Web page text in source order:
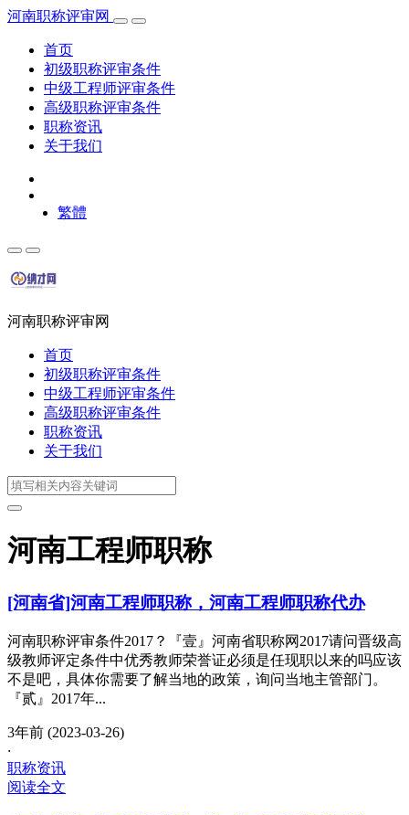
河南职称评审网
首页
初级职称评审条件
中级工程师评审条件
高级职称评审条件
职称资讯
关于我们
繁體
河南职称评审网
首页
初级职称评审条件
中级工程师评审条件
高级职称评审条件
职称资讯
关于我们
河南工程师职称
[河南省]河南工程师职称，河南工程师职称代办
河南职称评审条件2017？『壹』河南省职称网2017请问晋级高
级教师评定条件中优秀教师荣誉证必须是任现职以来的吗应该
不是吧，具体你需要了解当地的政策，询问当地主管部门。
『贰』2017年...
3年前 (2023-03-26)
·
职称资讯
阅读全文